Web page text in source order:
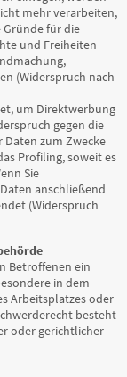
mehr verarbeiten,
Gründe für die
und Freiheiten
(Widerspruch nach
um Direktwerbung
gegen die
zum Zwecke
Profiling, soweit es
Sie
anschließend
(Widerspruch
Betroffenen ein
in dem
Arbeitsplatzes oder
besteht
oder gerichtlicher